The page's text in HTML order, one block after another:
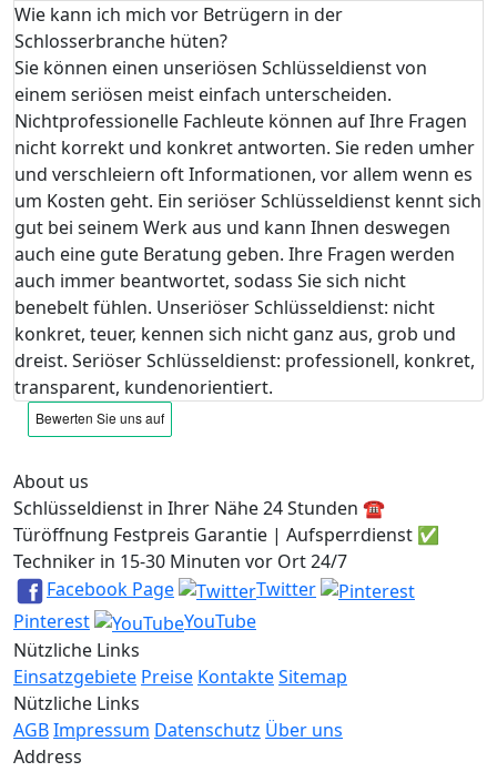
Wie kann ich mich vor Betrügern in der
Schlosserbranche hüten?
Sie können einen unseriösen Schlüsseldienst von
einem seriösen meist einfach unterscheiden.
Nichtprofessionelle Fachleute können auf Ihre Fragen
nicht korrekt und konkret antworten. Sie reden umher
und verschleiern oft Informationen, vor allem wenn es
um Kosten geht. Ein seriöser Schlüsseldienst kennt sich
gut bei seinem Werk aus und kann Ihnen deswegen
auch eine gute Beratung geben. Ihre Fragen werden
auch immer beantwortet, sodass Sie sich nicht
benebelt fühlen. Unseriöser Schlüsseldienst: nicht
konkret, teuer, kennen sich nicht ganz aus, grob und
dreist. Seriöser Schlüsseldienst: professionell, konkret,
transparent, kundenorientiert.
About us
Schlüsseldienst in Ihrer Nähe 24 Stunden ☎️
Türöffnung Festpreis Garantie | Aufsperrdienst ✅
Techniker in 15-30 Minuten vor Ort 24/7
Facebook Page
Twitter
Pinterest
YouTube
Nützliche Links
Einsatzgebiete Preise KontakteSitemap
Nützliche Links
AGBImpressum Datenschutz Über uns
Address